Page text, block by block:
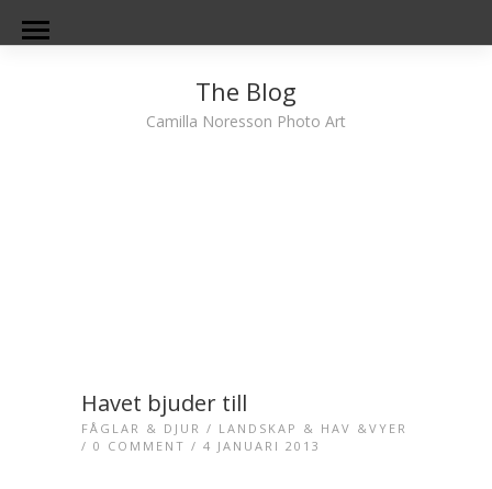
The Blog
Camilla Noresson Photo Art
Havet bjuder till
FÅGLAR & DJUR / LANDSKAP & HAV &VYER
/ 0 COMMENT / 4 JANUARI 2013